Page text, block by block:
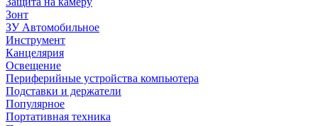
Зонт
ЗУ Автомобильное
Инструмент
Канцелярия
Освещение
Периферийные устройства компьютера
Подставки и держатели
Популярное
Портативная техника